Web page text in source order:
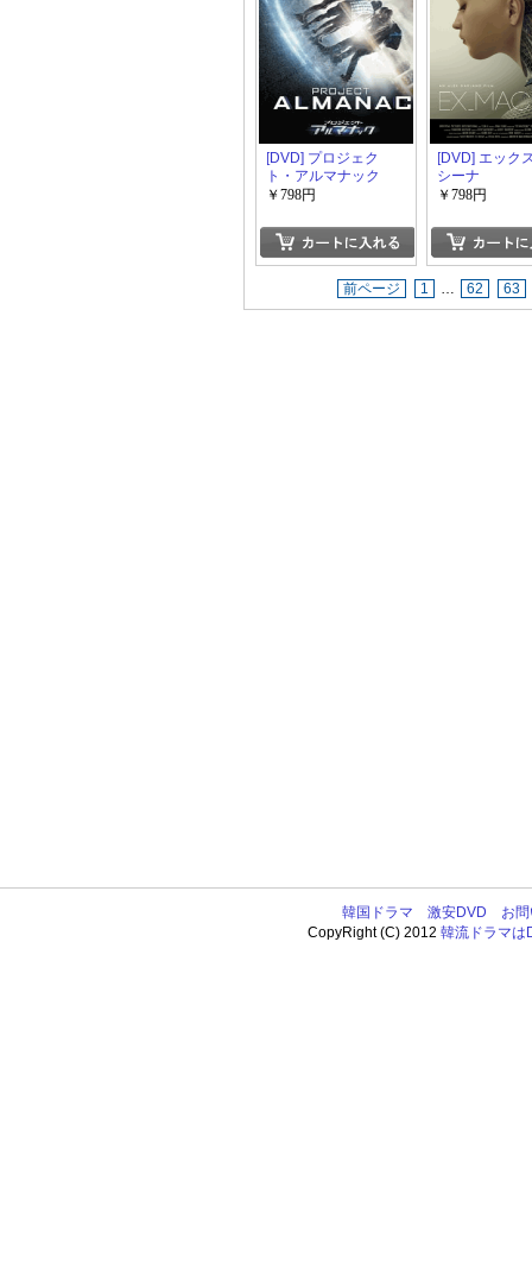
[DVD] プロジェク
ト・アルマナック
￥798円
[DVD] エック
シーナ
￥798円
前ページ 1 … 62 63
韓国ドラマ 激安DVD
お
CopyRight (C) 2012韓流ドラマは